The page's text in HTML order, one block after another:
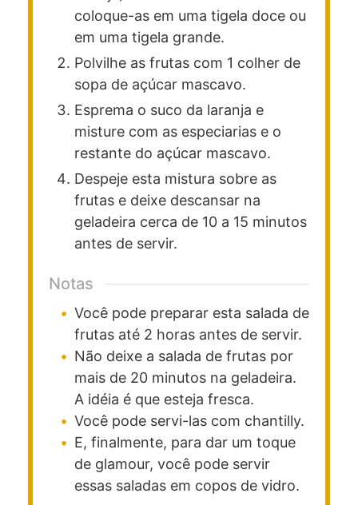
coloque-as em uma tigela doce ou
em uma tigela grande.
Polvilhe as frutas com 1 colher de
sopa de açúcar mascavo.
Esprema o suco da laranja e
misture com as especiarias e o
restante do açúcar mascavo.
Despeje esta mistura sobre as
frutas e deixe descansar na
geladeira cerca de 10 a 15 minutos
antes de servir.
Notas
Você pode preparar esta salada de
frutas até 2 horas antes de servir.
Não deixe a salada de frutas por
mais de 20 minutos na geladeira.
A idéia é que esteja fresca.
Você pode servi-las com chantilly.
E, finalmente, para dar um toque
de glamour, você pode servir
essas saladas em copos de vidro.